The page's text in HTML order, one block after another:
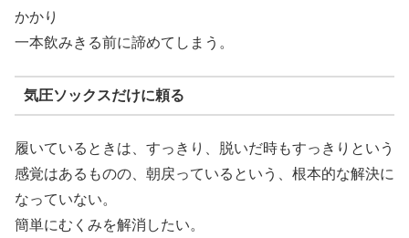
かかり
一本飲みきる前に諦めてしまう。
気圧ソックスだけに頼る
履いているときは、すっきり、脱いだ時もすっきりという
感覚はあるものの、朝戻っているという、根本的な解決に
なっていない。
簡単にむくみを解消したい。